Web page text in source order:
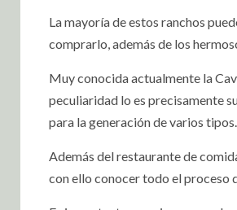
La mayoría de estos ranchos
comprarlo, además de los
Muy conocida actualmente la
peculiaridad lo es precisamente
para la generación de varios tipos.
Además del restaurante de
con ello conocer todo el proceso